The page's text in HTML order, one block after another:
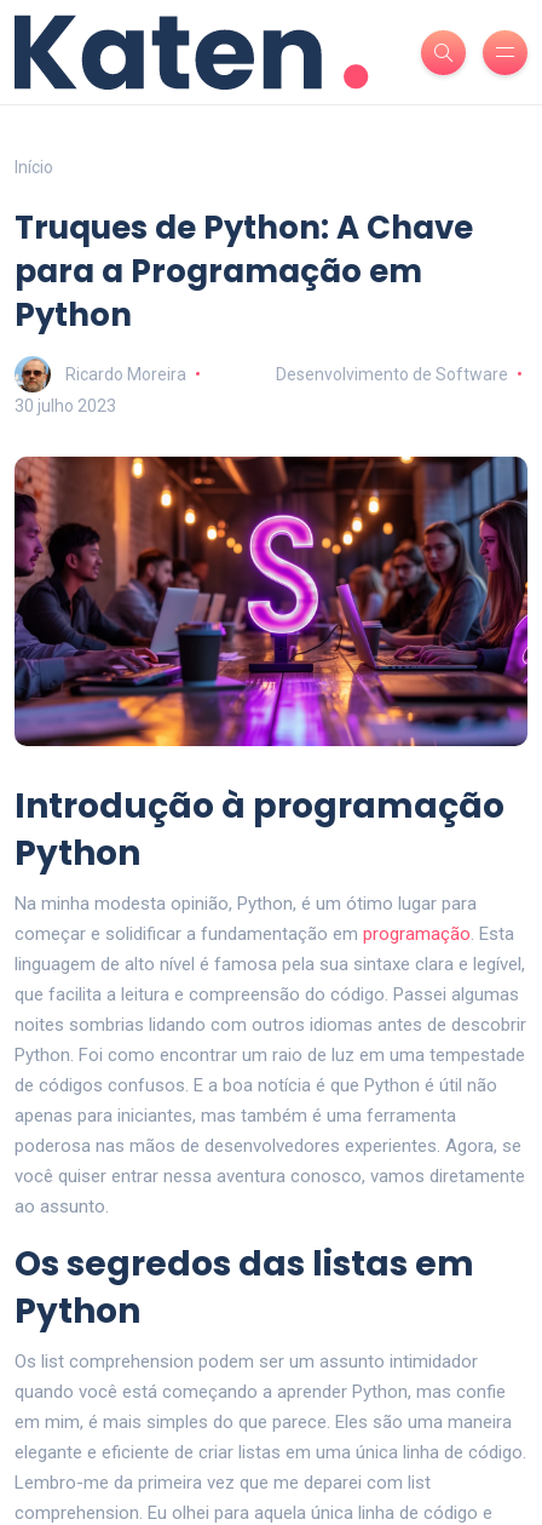
Início
Truques de Python: A Chave
para a Programação em
Python
Ricardo Moreira
Desenvolvimento de Software
30 julho 2023
Introdução à programação
Python
Na minha modesta opinião, Python, é um ótimo lugar para
começar e solidificar a fundamentação em programação . Esta
linguagem de alto nível é famosa pela sua sintaxe clara e legível,
que facilita a leitura e compreensão do código. Passei algumas
noites sombrias lidando com outros idiomas antes de descobrir
Python. Foi como encontrar um raio de luz em uma tempestade
de códigos confusos. E a boa notícia é que Python é útil não
apenas para iniciantes, mas também é uma ferramenta
poderosa nas mãos de desenvolvedores experientes. Agora, se
você quiser entrar nessa aventura conosco, vamos diretamente
ao assunto.
Os segredos das listas em
Python
Os list comprehension podem ser um assunto intimidador
quando você está começando a aprender Python, mas confie
em mim, é mais simples do que parece. Eles são uma maneira
elegante e eficiente de criar listas em uma única linha de código.
Lembro-me da primeira vez que me deparei com list
comprehension. Eu olhei para aquela única linha de código e